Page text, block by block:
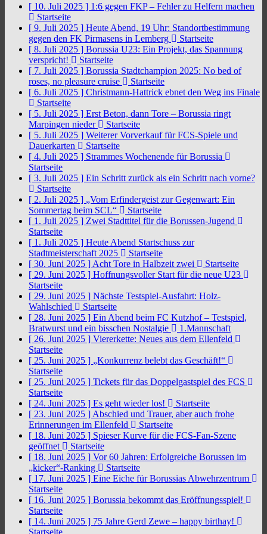
[ 10. Juli 2025 ] 1:6 gegen FKP – Fehler zu Helfern machen
Startseite
[ 9. Juli 2025 ] Heute Abend, 19 Uhr: Standortbestimmung
gegen den FK Pirmasens in Lemberg
Startseite
[ 8. Juli 2025 ] Borussia U23: Ein Projekt, das Spannung
verspricht!
Startseite
[ 7. Juli 2025 ] Borussia Stadtchampion 2025: No bed of
roses, no pleasure cruise
Startseite
[ 6. Juli 2025 ] Christmann-Hattrick ebnet den Weg ins Finale
Startseite
[ 5. Juli 2025 ] Erst Beton, dann Tore – Borussia ringt
Marpingen nieder
Startseite
[ 5. Juli 2025 ] Weiterer Vorverkauf für FCS-Spiele und
Dauerkarten
Startseite
[ 4. Juli 2025 ] Strammes Wochenende für Borussia
Startseite
[ 3. Juli 2025 ] Ein Schritt zurück als ein Schritt nach vorne?
Startseite
[ 2. Juli 2025 ] „Vom Erfindergeist zur Gegenwart: Ein
Sommertag beim SCL“
Startseite
[ 1. Juli 2025 ] Zwei Stadttitel für die Borussen-Jugend
Startseite
[ 1. Juli 2025 ] Heute Abend Startschuss zur
Stadtmeisterschaft 2025
Startseite
[ 30. Juni 2025 ] Acht Tore in Halbzeit zwei
Startseite
[ 29. Juni 2025 ] Hoffnungsvoller Start für die neue U23
Startseite
[ 29. Juni 2025 ] Nächste Testspiel-Ausfahrt: Holz-
Wahlschied
Startseite
[ 28. Juni 2025 ] Ein Abend beim FC Kutzhof – Testspiel,
Bratwurst und ein bisschen Nostalgie
1.Mannschaft
[ 26. Juni 2025 ] Viererkette: Neues aus dem Ellenfeld
Startseite
[ 25. Juni 2025 ] „Konkurrenz belebt das Geschäft!“
Startseite
[ 25. Juni 2025 ] Tickets für das Doppelgastspiel des FCS
Startseite
[ 24. Juni 2025 ] Es geht wieder los!
Startseite
[ 23. Juni 2025 ] Abschied und Trauer, aber auch frohe
Erinnerungen im Ellenfeld
Startseite
[ 18. Juni 2025 ] Spieser Kurve für die FCS-Fan-Szene
geöffnet
Startseite
[ 18. Juni 2025 ] Vor 60 Jahren: Erfolgreiche Borussen im
„kicker“-Ranking
Startseite
[ 17. Juni 2025 ] Eine Eiche für Borussias Abwehrzentrum
Startseite
[ 16. Juni 2025 ] Borussia bekommt das Eröffnungsspiel!
Startseite
[ 14. Juni 2025 ] 75 Jahre Gerd Zewe – happy birthay!
Startseite